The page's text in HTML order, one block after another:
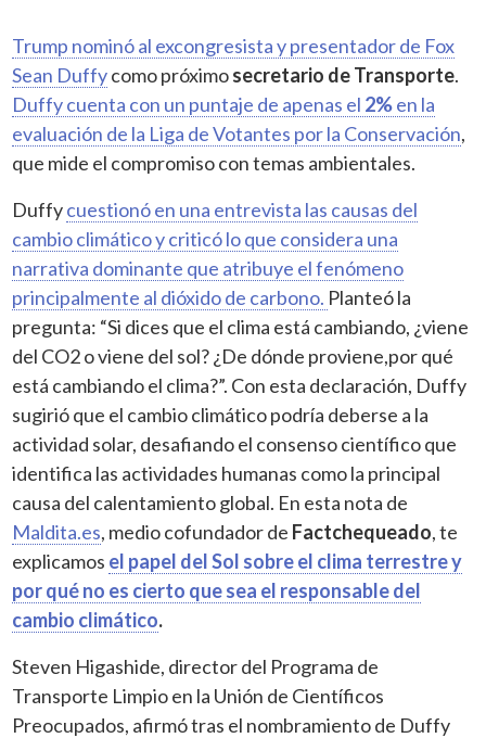
Trump nominó al excongresista y presentador de Fox
Sean Duffycomo próximosecretario de Transporte.
Duffy cuenta con un puntaje de apenas el 2%en la
evaluación de la Liga de Votantes por la Conservación,
que mide el compromiso con temas ambientales.
Duffycuestionó en una entrevista las causas del
cambio climático y criticó lo que considera una
narrativa dominante que atribuye el fenómeno
principalmente al dióxido de carbono. Planteó la
pregunta: “Si dices que el clima está cambiando, ¿viene
del CO2 o viene del sol? ¿De dónde proviene,por qué
está cambiando el clima?”. Con esta declaración, Duffy
sugirió que el cambio climático podría deberse a la
actividad solar, desafiando el consenso científico que
identifica las actividades humanas como la principal
causa del calentamiento global. En esta nota de
Maldita.es, medio cofundador de Factchequeado, te
explicamos el papel del Sol sobre el clima terrestre y
por qué no es cierto que sea el responsable del
cambio climático.
Steven Higashide, director del Programa de
Transporte Limpio en la Unión de Científicos
Preocupados, afirmó tras el nombramiento de Duffy